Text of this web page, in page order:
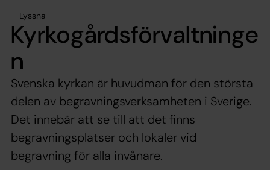
Lyssna
Kyrkogårdsförvaltninge
n
Svenska kyrkan är huvudman för den största
delen av begravningsverksamheten i Sverige.
Det innebär att se till att det finns
begravningsplatser och lokaler vid
begravning för alla invånare.